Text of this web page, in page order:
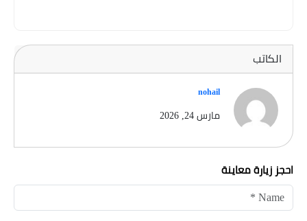
الكاتب
nohail
مارس 24, 2026
احجز زيارة معاينة